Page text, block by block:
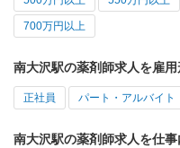
700万円以上
南大沢駅の薬剤師求人を雇
正社員 パート・アルバイト
南大沢駅の薬剤師求人を仕